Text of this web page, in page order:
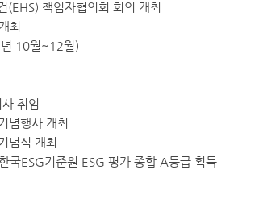
(EHS) 책임자협의회 회의 개최
최
년 10월~12월)
취임
념행사 개최
념식 개최
국ESG기준원 ESG 평가 종합 A등급 획득